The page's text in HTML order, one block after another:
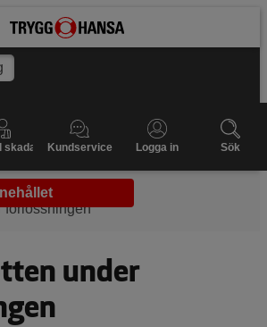
skada Kundservice Logga in Sök
förlossningen
under